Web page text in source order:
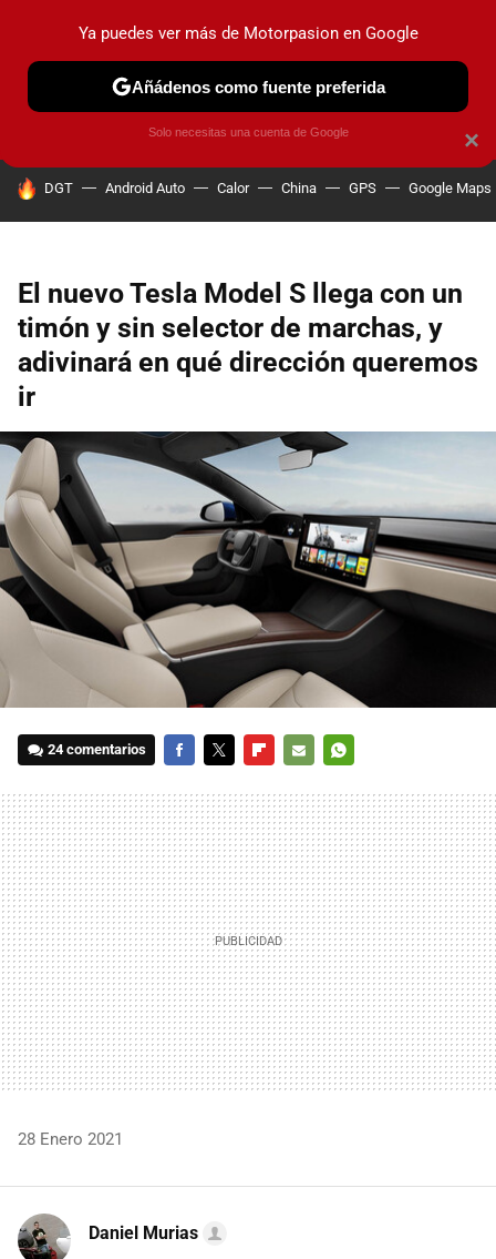
PRUEBAS COCHES ELÉCTRICOS OBSERVATORIO
HOY SE HABLA DE
DGT Android Auto Calor China GPS Google Maps
El nuevo Tesla Model S llega con un
timón y sin selector de marchas, y
adivinará en qué dirección queremos
ir
24 comentarios
MAIL
28 Enero 2021
Daniel Murias
×
Ya puedes ver más de Motorpasion en Google
Añádenos como fuente preferida
Solo necesitas una cuenta de Google